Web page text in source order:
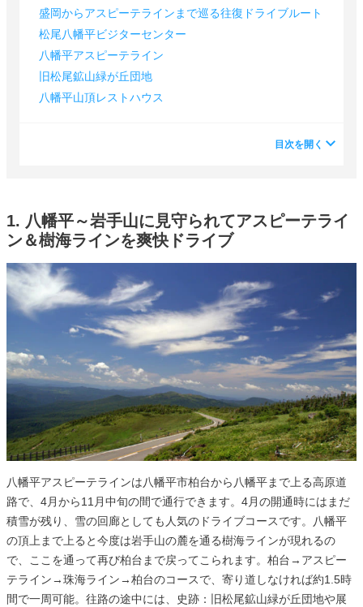
盛岡からアスピーテラインまで巡る往復ドライブルート
松尾八幡平ビジターセンター
八幡平アスピーテライン
旧松尾鉱山緑が丘団地
八幡平山頂レストハウス
目次を開く
1. 八幡平～岩手山に見守られてアスピーテライ
ン＆樹海ラインを爽快ドライブ
八幡平アスピーテラインは八幡平市柏台から八幡平まで上る高原道
路で、4月から11月中旬の間で通行できます。4月の開通時にはまだ
積雪が残り、雪の回廊としても人気のドライブコースです。八幡平
の頂上まで上ると今度は岩手山の麓を通る樹海ラインが現れるの
で、ここを通って再び柏台まで戻ってこられます。柏台→アスピー
テライン→珠海ライン→柏台のコースで、寄り道しなければ約1.5時
間で一周可能。往路の途中には、史跡：旧松尾鉱山緑が丘団地や展